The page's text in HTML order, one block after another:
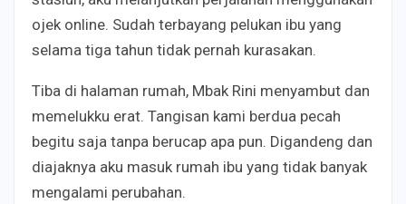
ojek online. Sudah terbayang pelukan ibu yang
selama tiga tahun tidak pernah kurasakan.
Tiba di halaman rumah, Mbak Rini menyambut dan
memelukku erat. Tangisan kami berdua pecah
begitu saja tanpa berucap apa pun. Digandeng dan
diajaknya aku masuk rumah ibu yang tidak banyak
mengalami perubahan.